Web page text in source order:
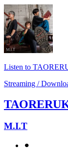
Listen to
Streaming /
M.I.T
⚫︎